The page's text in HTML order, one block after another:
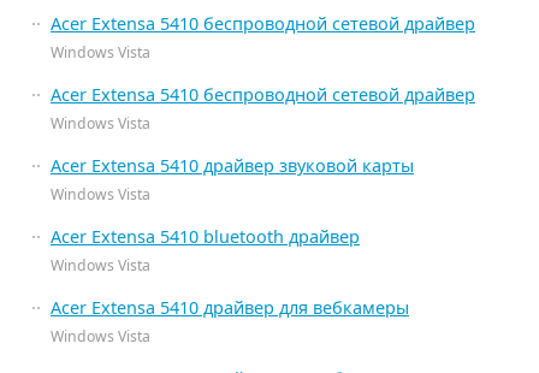
Acer Extensa 5410 беспроводной сетевой драйвер
Windows Vista
Acer Extensa 5410 беспроводной сетевой драйвер
Windows Vista
Acer Extensa 5410 драйвер звуковой карты
Windows Vista
Acer Extensa 5410 bluetooth драйвер
Windows Vista
Acer Extensa 5410 драйвер для вебкамеры
Windows Vista